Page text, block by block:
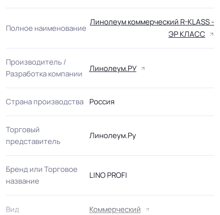
Полное наименование
Линолеум коммерческий R-KLASS -
ЭР КЛАСС
Производитель /
Разработка компании
Линолеум.РУ
Страна производства Россия
Торговый
представитель
Линолеум.Ру
Бренд или Торговое
название
LINO PROFI
Вид Коммерческий